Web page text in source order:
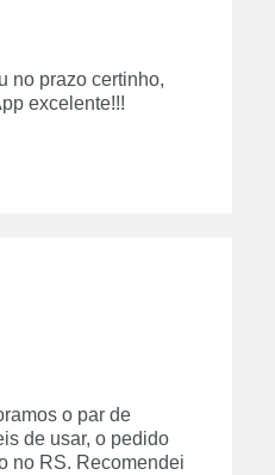
no prazo certinho,
excelente!!!
o par de
de usar, o pedido
no RS. Recomendei